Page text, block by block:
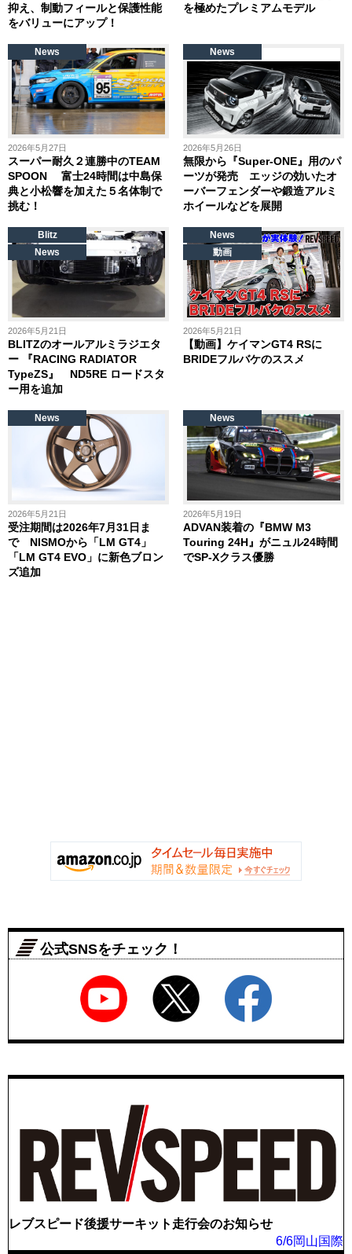
抑え、制動フィールと保護性能
をバリューにアップ！
を極めたプレミアムモデル
2026年5月27日
スーパー耐久２連勝中のTEAM
SPOON 富士24時間は中島保
典と小松響を加えた５名体制で
挑む！
News
2026年5月26日
無限から『Super-ONE』用のパ
ーツが発売 エッジの効いたオ
ーバーフェンダーや鍛造アルミ
ホイールなどを展開
News
2026年5月21日
BLITZのオールアルミラジエタ
ー 『RACING RADIATOR
TypeZS』 ND5RE ロードスタ
ー用を追加
Blitz
News
2026年5月21日
【動画】ケイマンGT4 RSに
BRIDEフルバケのススメ
News
動画
2026年5月21日
受注期間は2026年7月31日ま
で NISMOから「LM GT4」
「LM GT4 EVO」に新色ブロン
ズ追加
News
2026年5月19日
ADVAN装着の『BMW M3
Touring 24H』がニュル24時間
でSP-Xクラス優勝
News
公式SNSをチェック！
レブスピード後援サーキット走行会のお知らせ
6/6岡山国際